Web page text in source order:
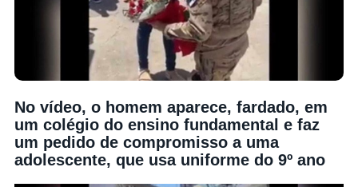
No vídeo, o homem aparece, fardado, em
um colégio do ensino fundamental e faz
um pedido de compromisso a uma
adolescente, que usa uniforme do 9º ano